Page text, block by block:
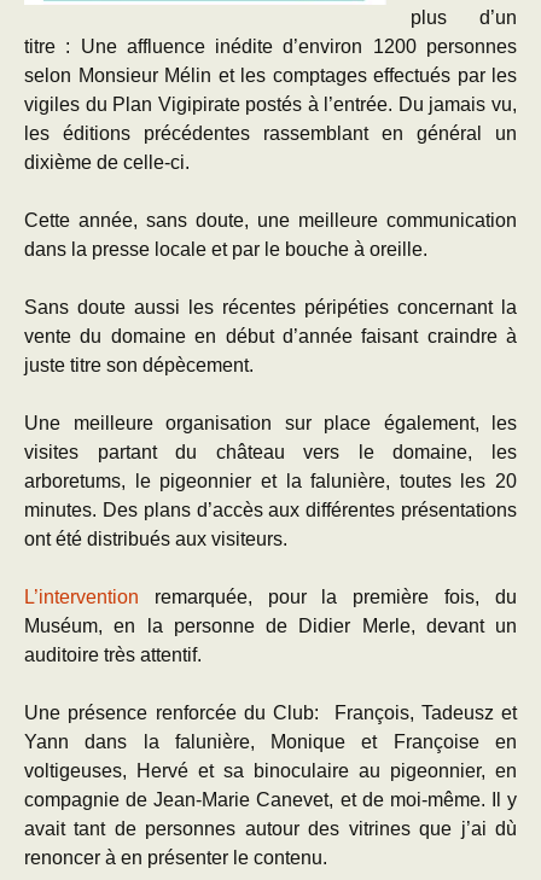
plus d’un
titre : Une affluence inédite d’environ 1200 personnes
selon Monsieur Mélin et les comptages effectués par les
vigiles du Plan Vigipirate postés à l’entrée. Du jamais vu,
les éditions précédentes rassemblant en général un
dixième de celle-ci.
Cette année, sans doute, une meilleure communication
dans la presse locale et par le bouche à oreille.
Sans doute aussi les récentes péripéties concernant la
vente du domaine en début d’année faisant craindre à
juste titre son dépècement.
Une meilleure organisation sur place également, les
visites partant du château vers le domaine, les
arboretums, le pigeonnier et la falunière, toutes les 20
minutes. Des plans d’accès aux différentes présentations
ont été distribués aux visiteurs.
L’intervention remarquée, pour la première fois, du
Muséum, en la personne de Didier Merle, devant un
auditoire très attentif.
Une présence renforcée du Club: François, Tadeusz et
Yann dans la falunière, Monique et Françoise en
voltigeuses, Hervé et sa binoculaire au pigeonnier, en
compagnie de Jean-Marie Canevet, et de moi-même. Il y
avait tant de personnes autour des vitrines que j’ai dù
renoncer à en présenter le contenu.